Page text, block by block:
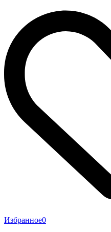
Избранное0